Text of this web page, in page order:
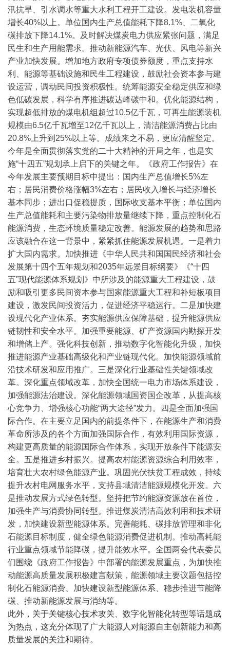
汛抗旱、引水调水等重大水利工程开工建设。发电装机容量
增长40%以上。单位国内生产总值能耗下降8.1%、二氧化
碳排放下降14.1%。及时解决煤炭电力供应紧张问题，满足
民生和生产用能需求。推动新能源汽车、光伏、风电等新兴
产业加快发展。增加地方政府专项债券额度，重点支持水
利、能源等基础设施和民生工程建设，鼓励社会资本参与建
设运营，调动民间投资积极性。统筹能源安全稳定供应和绿
色低碳发展，科学有序推进碳达峰碳中和。优化能源结构，
实现超低排放的煤电机组超过10.5亿千瓦，可再生能源装机
规模由6.5亿千瓦增至12亿千瓦以上，清洁能源消费占比由
20.8%上升到25%以上等。
成绩来之不易，更应清醒坚定。
今年是全面贯彻落实党的二十大精神的开局之年，也是实
施“十四五”规划承上启下的关键之年。《政府工作报告》在
今年发展主要预期目标中提出：国内生产总值增长5%左
右；居民消费价格涨幅3%左右；居民收入增长与经济增长
基本同步；进出口促稳提质，国际收支基本平衡；单位国内
生产总值能耗和主要污染物排放量继续下降，重点控制化石
能源消费，生态环境质量稳定改善。能源发展的趋势和思路
应该融合在这一背景中，紧紧抓住能源发展机遇。 一是着力
扩大国内需求。加快推进《中华人民共和国国民经济和社会
发展第十四个五年规划和2035年远景目标纲要》《“十四
五”现代能源体系规划》中所涉及的能源重大工程建设，鼓
励和吸引更多民间资本参与国家能源重大工程和补短板项目
建设，激发民间投资活力，促进经济平稳运行。
二是加快建
设现代化产业体系。夯实能源供应保障基础，提升能源供应
链韧性和安全水平。加强重要能源、矿产资源国内勘探开发
和增储上产。强化科技创新，推动数字化智能化升级，加快
推进能源产业基础高级化和产业链现代化。加快能源领域前
沿技术研发和应用推广。 三是深化行业基础性关键领域改
革。深化重点领域改革，加快全国统一电力市场体系建设，
加强能源法治建设。深化能源领域国资国企改革，从提高核
心竞争力、增强核心功能“两大途径”发力。
四是全面加强国
际合作。在主要立足国内的前提条件下，在能源生产和消费
革命所涉及的各个方面加强国际合作，有效利用国际资源，
构建更高质量的能源国际合作体系，实现开放条件下能源安
全。 五是推进乡村振兴。提高农村能源资源综合利用效率，
培育壮大农村绿色能源产业。巩固光伏扶贫工程成效，持续
提升农村电网服务水平，支持县域清洁能源规模化开发。 六
是推动发展方式绿色转型。坚持把节约能源资源放在首位，
加强生产与消费协同转型。推进煤炭清洁高效利用和技术研
发，加快建设新型能源体系。完善能耗、碳排放管理和非化
石能源目标制度，健全绿色能源消费促进机制。推动高耗能
行业重点领域节能降碳，提升能效水平。 全国两会代表委员
们围绕《政府工作报告》中部署的能源发展重点，为加快推
动能源高质量发展积极建言献策，能源领域主要议题包括控
制化石能源消费、加快建设新型能源体系、稳步推进节能降
碳、推动新能源发展与消纳等。
此外，关于关键核心技术攻关、数字化智能化转型等话题成
为热点，这充分体现了广大能源人对能源自主创新能力和高
质量发展的关注和期待。